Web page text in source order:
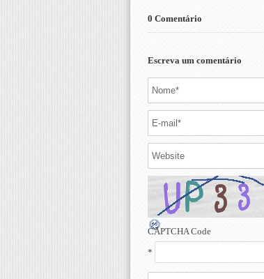
0 Comentário
Escreva um comentário
CAPTCHA Code
*